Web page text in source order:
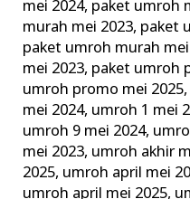
mei 2024, paket umroh
murah mei 2023, paket
paket umroh murah
mei 2023, paket umroh
umroh promo mei 2025,
mei 2024, umroh 1 mei
umroh 9 mei 2024,
mei 2023, umroh akhir
2025, umroh april mei
umroh april mei 2025,